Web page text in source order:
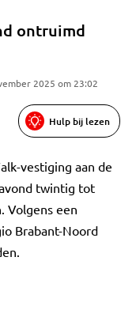
ontruimd
2025 om 23:02
Hulp bij lezen
vestiging aan de
twintig tot
Volgens een
Brabant-Noord